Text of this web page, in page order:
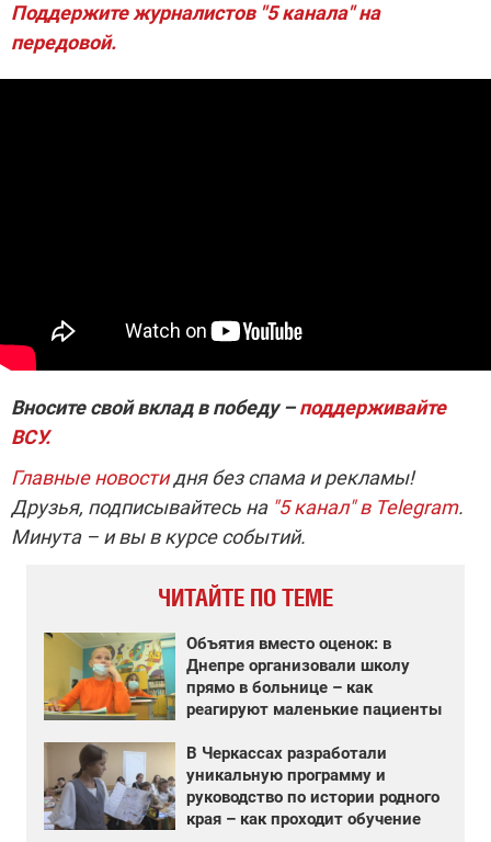
Поддержите журналистов "5 канала" на
передовой.
Вносите свой вклад в победу –поддерживайте
ВСУ.
Главные новостидня без спама и рекламы!
Друзья, подписывайтесь на "5 канал" в Telegram.
Минута – и вы в курсе событий.
ЧИТАЙТЕ ПО ТЕМЕ
Объятия вместо оценок: в
Днепре организовали школу
прямо в больнице – как
реагируют маленькие пациенты
В Черкассах разработали
уникальную программу и
руководство по истории родного
края – как проходит обучение